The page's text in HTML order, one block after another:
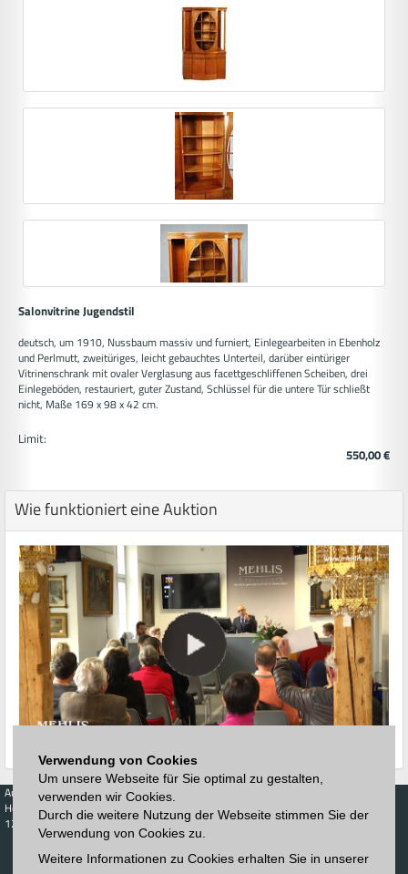
Verwendung von Cookies
Um unsere Webseite für Sie optimal zu gestalten,
verwenden wir Cookies.
Durch die weitere Nutzung der Webseite stimmen Sie der
Verwendung von Cookies zu.
Weitere Informationen zu Cookies erhalten Sie in unserer
Salonvitrine Jugendstil
deutsch, um 1910, Nussbaum massiv und furniert, Einlegearbeiten in Ebenholz
und Perlmutt, zweitüriges, leicht gebauchtes Unterteil, darüber eintüriger
Vitrinenschrank mit ovaler Verglasung aus facettgeschliffenen Scheiben, drei
Einlegeböden, restauriert, guter Zustand, Schlüssel für die untere Tür schließt
nicht, Maße 169 x 98 x 42 cm.
Limit:
550,00 €
Wie funktioniert eine Auktion
Auktionen
Höchstzuschläge
123. Auktion
Zeitplan
Katalog
Kaufen
Kalender
Höchstzuschläge
Registrieren